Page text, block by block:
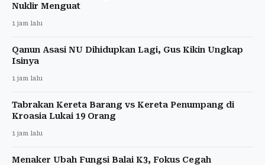
Nuklir Menguat
1 jam lalu
Qanun Asasi NU Dihidupkan Lagi, Gus Kikin Ungkap
Isinya
1 jam lalu
Tabrakan Kereta Barang vs Kereta Penumpang di
Kroasia Lukai 19 Orang
1 jam lalu
Menaker Ubah Fungsi Balai K3, Fokus Cegah